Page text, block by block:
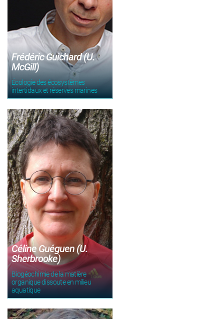
Frédéric Guichard (U.
McGill)
Écologie des écosystèmes
intertidaux et réserves marines
Céline Guéguen (U.
Sherbrooke)
Biogéochimie de la matière
organique dissoute en milieu
aquatique